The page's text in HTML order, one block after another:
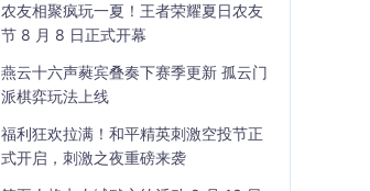
农友相聚疯玩一夏！王者荣耀夏日农友
节 8 月 8 日正式开幕
燕云十六声蕤宾叠奏下赛季更新 孤云门
派棋弈玩法上线
福利狂欢拉满！和平精英刺激空投节正
式开启，刺激之夜重磅来袭